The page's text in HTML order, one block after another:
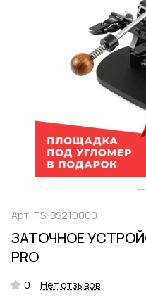
Арт. TS-BS210000
ЗАТОЧНОЕ
PRO
0 Нет отзывов